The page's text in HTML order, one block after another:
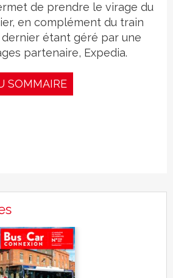
de prendre le virage du
en complément du train
dernier étant géré par une
partenaire, Expedia.
SOMMAIRE